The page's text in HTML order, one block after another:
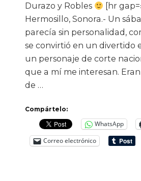
Durazo y Robles
[hr
Hermosillo, Sonora.- Un
parecía sin personalidad,
se convirtió en un divertido
un personaje de corte
que a mí me interesan.
de …
Compártelo:
WhatsApp
Correo electrónico